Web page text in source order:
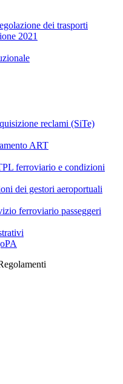
dei trasporti
2021
reclami (SiTe)
ART
ferroviario e condizioni
dei gestori aeroportuali
ferroviario passeggeri